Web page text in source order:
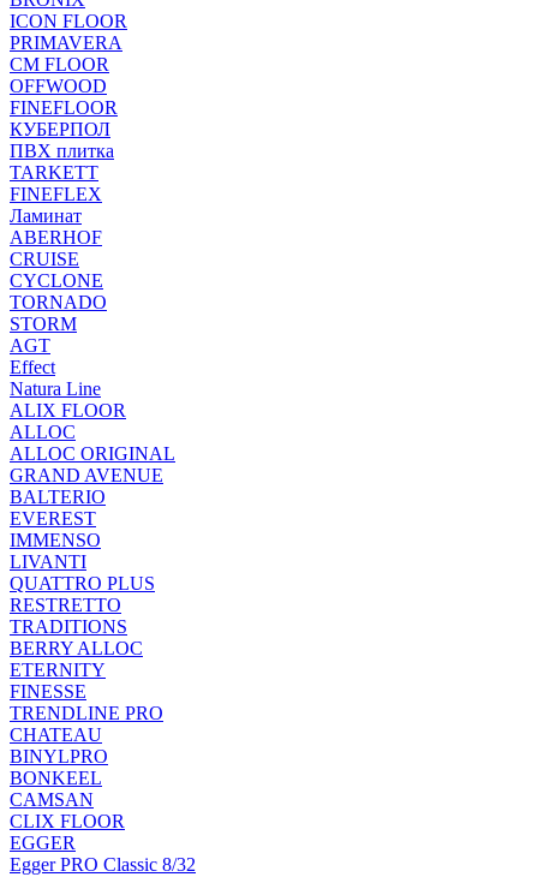
ICON FLOOR
PRIMAVERA
CM FLOOR
OFFWOOD
FINEFLOOR
КУБЕРПОЛ
ПВХ плитка
TARKETT
FINEFLEX
Ламинат
ABERHOF
CRUISE
CYCLONE
TORNADO
STORM
AGT
Effect
Natura Line
ALIX FLOOR
ALLOC
ALLOC ORIGINAL
GRAND AVENUE
BALTERIO
EVEREST
IMMENSO
LIVANTI
QUATTRO PLUS
RESTRETTO
TRADITIONS
BERRY ALLOC
ETERNITY
FINESSE
TRENDLINE PRO
CHATEAU
BINYLPRO
BONKEEL
CAMSAN
CLIX FLOOR
EGGER
Egger PRO Classic 8/32